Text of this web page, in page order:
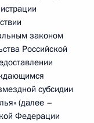
законом
Российской
субсидии
(далее –
Федерации